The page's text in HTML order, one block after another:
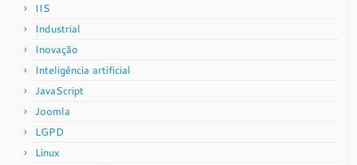
IIS
Industrial
Inovação
Inteligência artificial
JavaScript
Joomla
LGPD
Linux